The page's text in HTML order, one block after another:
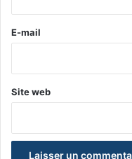
e
E-mail
Site web